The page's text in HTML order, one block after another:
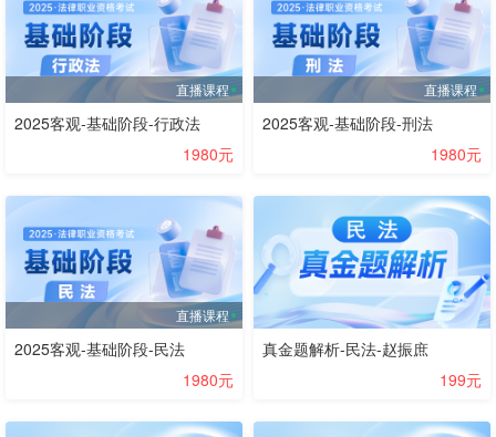
直播课程
2025客观-基础阶段-行政法
1980元
直播课程
2025客观-基础阶段-刑法
1980元
直播课程
2025客观-基础阶段-民法
1980元
真金题解析-民法-赵振庶
199元